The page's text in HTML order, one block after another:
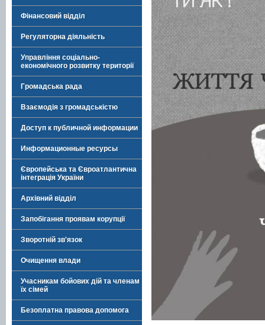
Фінансовий відділ
Регуляторна діяльність
Управління соціально-
економічного розвитку території
Громадська рада
Взаємодія з громадськістю
Доступ к публичной информации
Информационные ресурсы
Європейська та Євроатлантична
інтеграція України
Архівний відділ
Запобігання проявам корупції
Зворотній зв'язок
Очищення влади
Учасникам бойових дій та членам
їх сімей
Безоплатна правова допомога